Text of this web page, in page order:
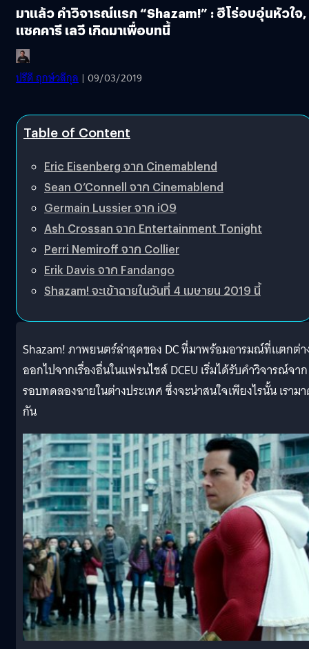
มาแล้ว คำวิจารณ์แรก “Shazam!” : ฮีโร่อบอุ่นหัวใจ,
แซคคารี เลวี เกิดมาเพื่อบทนี้
ปรีดี ฤกษ์วลีกุล | 09/03/2019
Table of Content
Eric Eisenberg จาก Cinemablend
Sean O’Connell จาก Cinemablend
Germain Lussier จาก iO9
Ash Crossan จาก Entertainment Tonight
Perri Nemiroff จาก Collier
Erik Davis จาก Fandango
Shazam! จะเข้าฉายในวันที่ 4 เมษายน 2019 นี้
Shazam! ภาพยนตร์ล่าสุดของ DC ที่มาพร้อมอารมณ์ที่แตกต่า
ออกไปจากเรื่องอื่นในแฟรนไชส์ DCEU เริ่มได้รับคำวิจารณ์จาก
รอบทดลองฉายในต่างประเทศ ซึ่งจะน่าสนใจเพียงไรนั้น เราม
กัน